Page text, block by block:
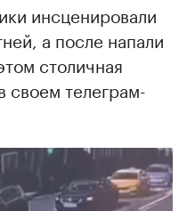
инсценировали
а после напали
столичная
своем телеграм-